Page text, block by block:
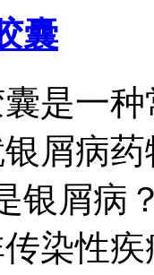
囊
是一
屑病
银屑病
染性